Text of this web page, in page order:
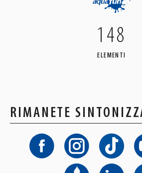
148
ELEMENTI
RIMANETE